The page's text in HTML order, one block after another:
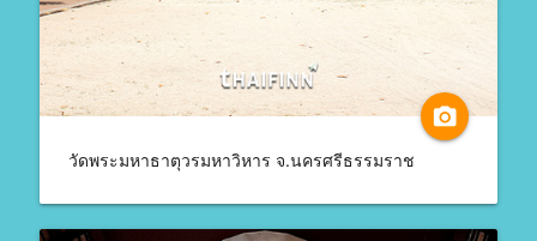
camera_alt
วัดพระมหาธาตุวรมหาวิหาร จ.นครศรีธรรมราช